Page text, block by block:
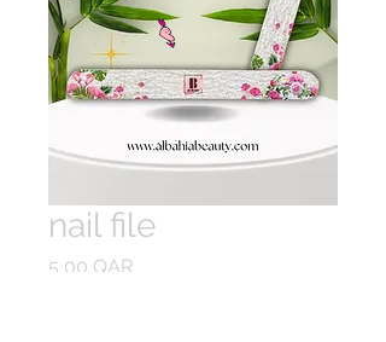
nail file
5,00 QARPrix